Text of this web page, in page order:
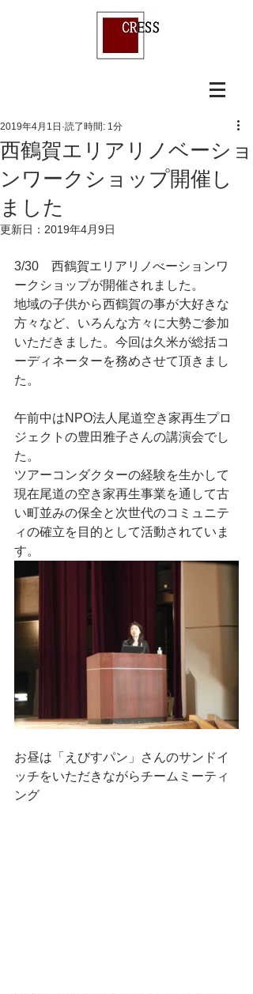
西鶴賀エリアリノベーショ
ンワークショップ開催し
ました
2019年4月1日 読了時間: 1分
更新日： 2019年4月9日
3/30　西鶴賀エリアリノべーションワ
ークショップが開催されました。
地域の子供から西鶴賀の事が大好きな
方々など、いろんな方々に大勢ご参加
いただきました。今回は久米が総括コ
ーディネーターを務めさせて頂きまし
た。
午前中はNPO法人尾道空き家再生プロ
ジェクトの豊田雅子さんの講演会でし
た。
ツアーコンダクターの経験を生かして
現在尾道の空き家再生事業を通して古
い町並みの保全と次世代のコミュニテ
ィの確立を目的として活動されていま
す。
お昼は「えびすパン」さんのサンドイ
ッチをいただきながらチームミーティ
ング